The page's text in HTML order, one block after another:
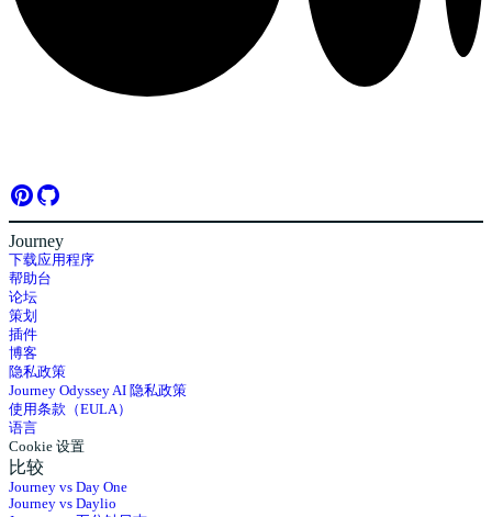
Journey
下载应用程序
帮助台
论坛
策划
插件
博客
隐私政策
Journey Odyssey AI 隐私政策
使用条款（EULA）
语言
Cookie 设置
比较
Journey vs Day One
Journey vs Daylio